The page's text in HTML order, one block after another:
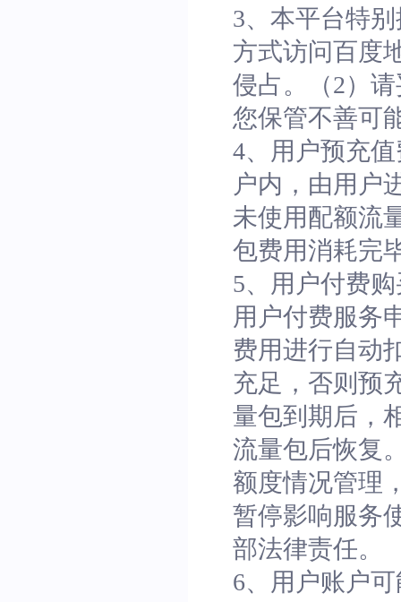
3、本平台特
方式访问百度
侵占。（2）
您保管不善可
4、用户预充
户内，由用户
未使用配额流
包费用消耗完
5、用户付费
用户付费服务
费用进行自动
充足，否则预
量包到期后，
流量包后恢复
额度情况管理
暂停影响服务
部法律责任。
6、用户账户